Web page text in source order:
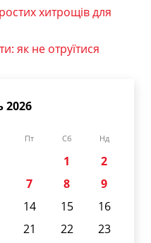
хитрощів для
як не отруїтися
2026
Пт Сб Нд
1
2
7 8
9
14 15
16
21 22
23